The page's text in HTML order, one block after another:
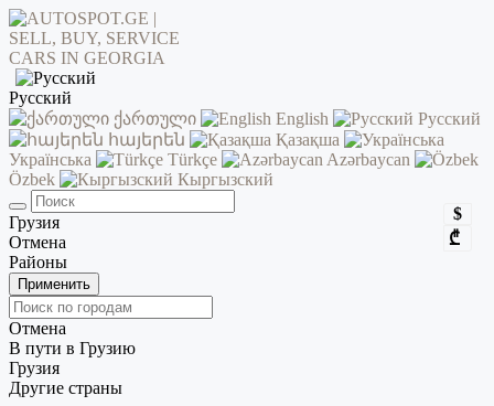
Русский
ქართული
English
Русский
հայերեն
Қазақша
Українська
Türkçe
Azərbaycan
Özbek
Кыргызский
$
₾
Грузия
Отмена
Районы
Применить
Отмена
В пути в Грузию
Грузия
Другие страны